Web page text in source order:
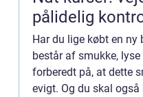
pålidelig
Har du lige købt en ny
består af smukke,
forberedt på, at dette
evigt. Og du skal